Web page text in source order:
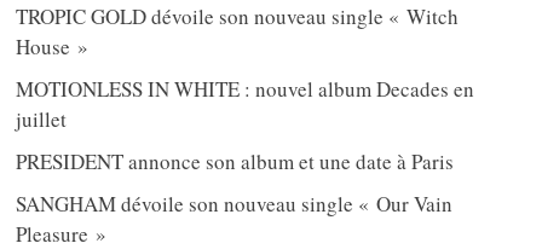
TROPIC GOLD dévoile son nouveau single « Witch
House »
MOTIONLESS IN WHITE : nouvel album Decades en
juillet
PRESIDENT annonce son album et une date à Paris
SANGHAM dévoile son nouveau single « Our Vain
Pleasure »